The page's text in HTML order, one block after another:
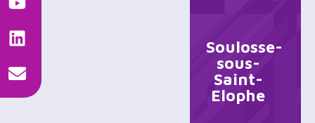
Soulosse-
sous-
Saint-
Elophe